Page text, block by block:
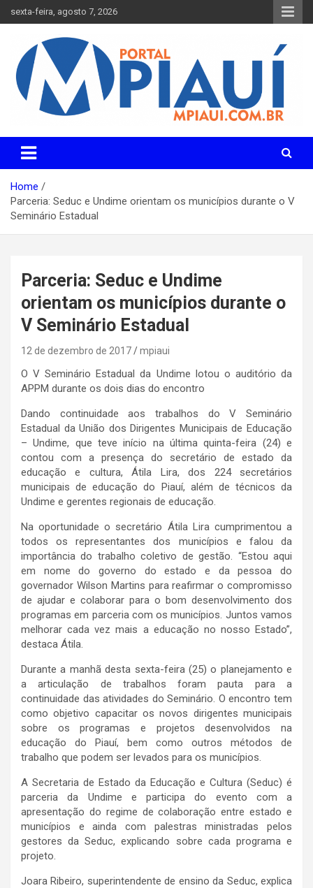
to
sexta-feira, agosto 7, 2026
Portal MPiauí
Parnaíba
Home
Parceria: Seduc e Undime orientam os municípios durante o V
Seminário Estadual
Parceria: Seduc e Undime
orientam os municípios durante o
V Seminário Estadual
12 de dezembro de 2017 mpiaui
O V Seminário Estadual da Undime lotou o auditório da
APPM durante os dois dias do encontro
Dando continuidade aos trabalhos do V Seminário
Estadual da União dos Dirigentes Municipais de Educação
– Undime, que teve início na última quinta-feira (24) e
contou com a presença do secretário de estado da
educação e cultura, Átila Lira, dos 224 secretários
municipais de educação do Piauí, além de técnicos da
Undime e gerentes regionais de educação.
Na oportunidade o secretário Átila Lira cumprimentou a
todos os representantes dos municípios e falou da
importância do trabalho coletivo de gestão. “Estou aqui
em nome do governo do estado e da pessoa do
governador Wilson Martins para reafirmar o compromisso
de ajudar e colaborar para o bom desenvolvimento dos
programas em parceria com os municípios. Juntos vamos
melhorar cada vez mais a educação no nosso Estado”,
destaca Átila.
Durante a manhã desta sexta-feira (25) o planejamento e
a articulação de trabalhos foram pauta para a
continuidade das atividades do Seminário. O encontro tem
como objetivo capacitar os novos dirigentes municipais
sobre os programas e projetos desenvolvidos na
educação do Piauí, bem como outros métodos de
trabalho que podem ser levados para os municípios.
A Secretaria de Estado da Educação e Cultura (Seduc) é
parceria da Undime e participa do evento com a
apresentação do regime de colaboração entre estado e
municípios e ainda com palestras ministradas pelos
gestores da Seduc, explicando sobre cada programa e
projeto.
Joara Ribeiro, superintendente de ensino da Seduc, explica